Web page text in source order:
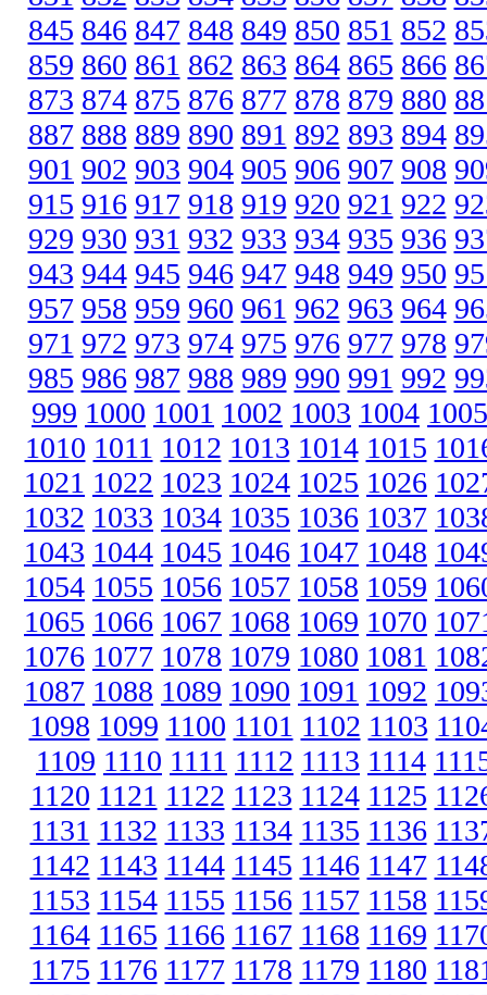
845 846 847 848 849 850 851 852
859 860 861 862 863 864 865 866
873 874 875 876 877 878 879 880
887 888 889 890 891 892 893 894
901 902 903 904 905 906 907 908
915 916 917 918 919 920 921 922
929 930 931 932 933 934 935 936
943 944 945 946 947 948 949 950
957 958 959 960 961 962 963 964
971 972 973 974 975 976 977 978
985 986 987 988 989 990 991 992
999 1000 1001 1002 1003 1004 1005
1010 1011 1012 1013 1014 1015
1021 1022 1023 1024 1025 1026
1032 1033 1034 1035 1036 1037
1043 1044 1045 1046 1047 1048
1054 1055 1056 1057 1058 1059
1065 1066 1067 1068 1069 1070
1076 1077 1078 1079 1080 1081
1087 1088 1089 1090 1091 1092
1098 1099 1100 1101 1102 1103
1109 1110 1111 1112 1113 1114
1120 1121 1122 1123 1124 1125
1131 1132 1133 1134 1135 1136
1142 1143 1144 1145 1146 1147
1153 1154 1155 1156 1157 1158
1164 1165 1166 1167 1168 1169
1175 1176 1177 1178 1179 1180